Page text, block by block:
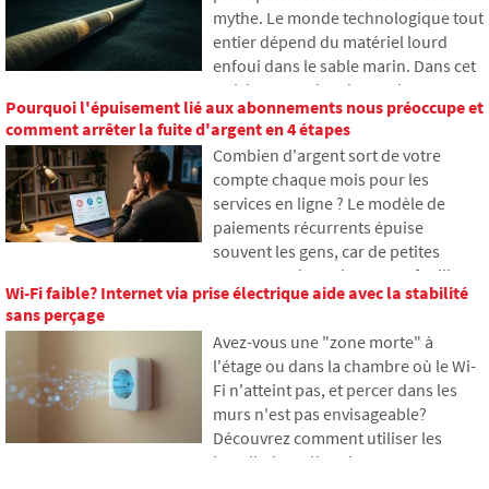
examinons comment fonctionne
l'héritage numérique, pourquoi les
proches peuvent rencontrer des
comment organiser notre empreinte
en ligne dès aujourd'hui.
mythe. Le monde technologique tout
entier dépend du matériel lourd
enfoui dans le sable marin. Dans cet
article, nous aborderons la
technologie des câbles sous-marins.
Vous apprendrez comment
fonctionnent les fibres optiques, ce
qu'implique leur pose depuis des
navires et comment les profondeurs
océaniques sont devenues un
champ de bataille géopolitique.
Pourquoi l'épuisement lié aux abonnements nous préoccupe et
comment arrêter la fuite d'argent en 4 étapes
Combien d'argent sort de votre
compte chaque mois pour les
services en ligne ? Le modèle de
paiements récurrents épuise
souvent les gens, car de petites
sommes quittent leur portefeuille et
s'accumulent finalement en
nous nous appuierons sur des
données récentes de 2026, nous
montrerons la différence abyssale
entre nos estimations et la réalité, et
nous proposerons quatre étapes
Wi-Fi faible? Internet via prise électrique aide avec la stabilité
sans perçage
Avez-vous une "zone morte" à
l'étage ou dans la chambre où le Wi-
Fi n'atteint pas, et percer dans les
murs n'est pas envisageable?
Découvrez comment utiliser les
installations électriques que vous